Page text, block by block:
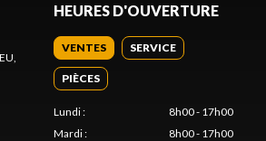
HEURES D'OUVERTURE
VENTES SERVICE
PIÈCES
Lundi:
8h00 - 17h00
Mardi:
8h00 - 17h00